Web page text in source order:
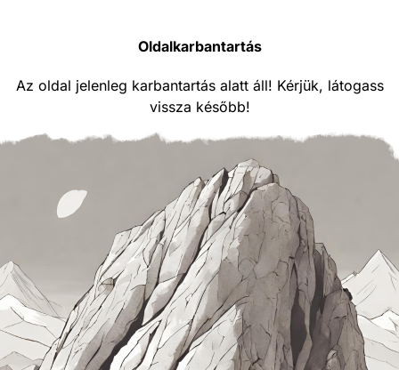
Oldalkarbantartás
Az oldal jelenleg karbantartás alatt áll! Kérjük, látogass
vissza később!